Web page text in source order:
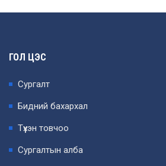
ГОЛ ЦЭС
Сургалт
Бидний бахархал
Түүхэн товчоо
Сургалтын алба